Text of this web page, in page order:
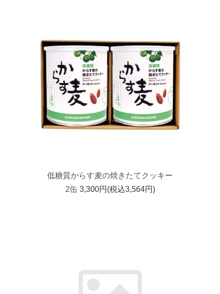
低糖質からす麦の焼きたてクッキー
2缶3,300円(税込3,564円)